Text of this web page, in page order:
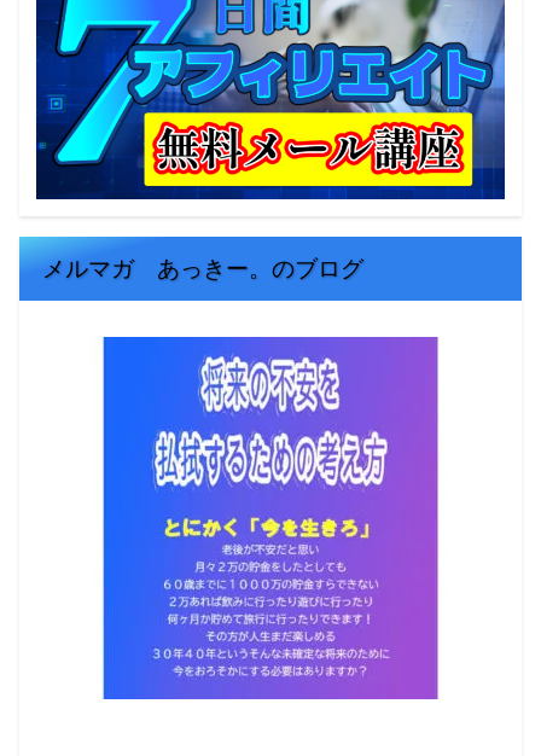
メルマガ あっきー。のブログ